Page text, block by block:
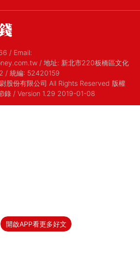
開啟APP看更多好文
/ Email:
/ 地址: 新北市220板橋區文化
/ 統編: 52420159
股份有限公司 All Rights Reserved 版權
錄 / Version 1.29 2019-01-08